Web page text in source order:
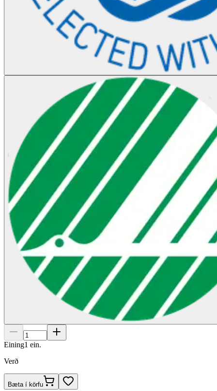
Eining1 ein.
Verð
Bæta í körfu